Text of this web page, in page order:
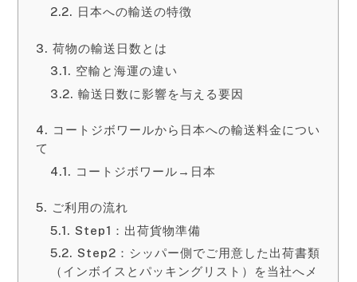
日本への輸送の特徴
荷物の輸送日数とは
空輸と海運の違い
輸送日数に影響を与える要因
コートジボワールから日本への輸送料金につい
て
コートジボワール→日本
ご利用の流れ
Step1：出荷貨物準備
Step2：シッパー側でご用意した出荷書類
（インボイスとパッキングリスト）を当社へメ